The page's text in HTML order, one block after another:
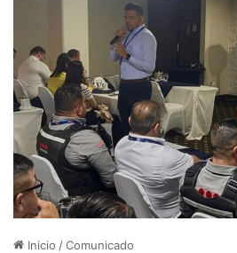
Inicio /Comunicado